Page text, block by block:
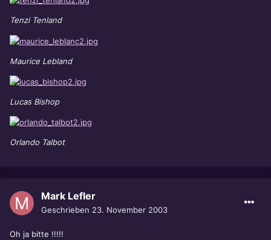
Tenzi Tenland
Maurice Lebland
Lucas Bishop
Orlando Talbot
Mark Lefler
Geschrieben 23. November 2003
Oh ja bitte !!!!!